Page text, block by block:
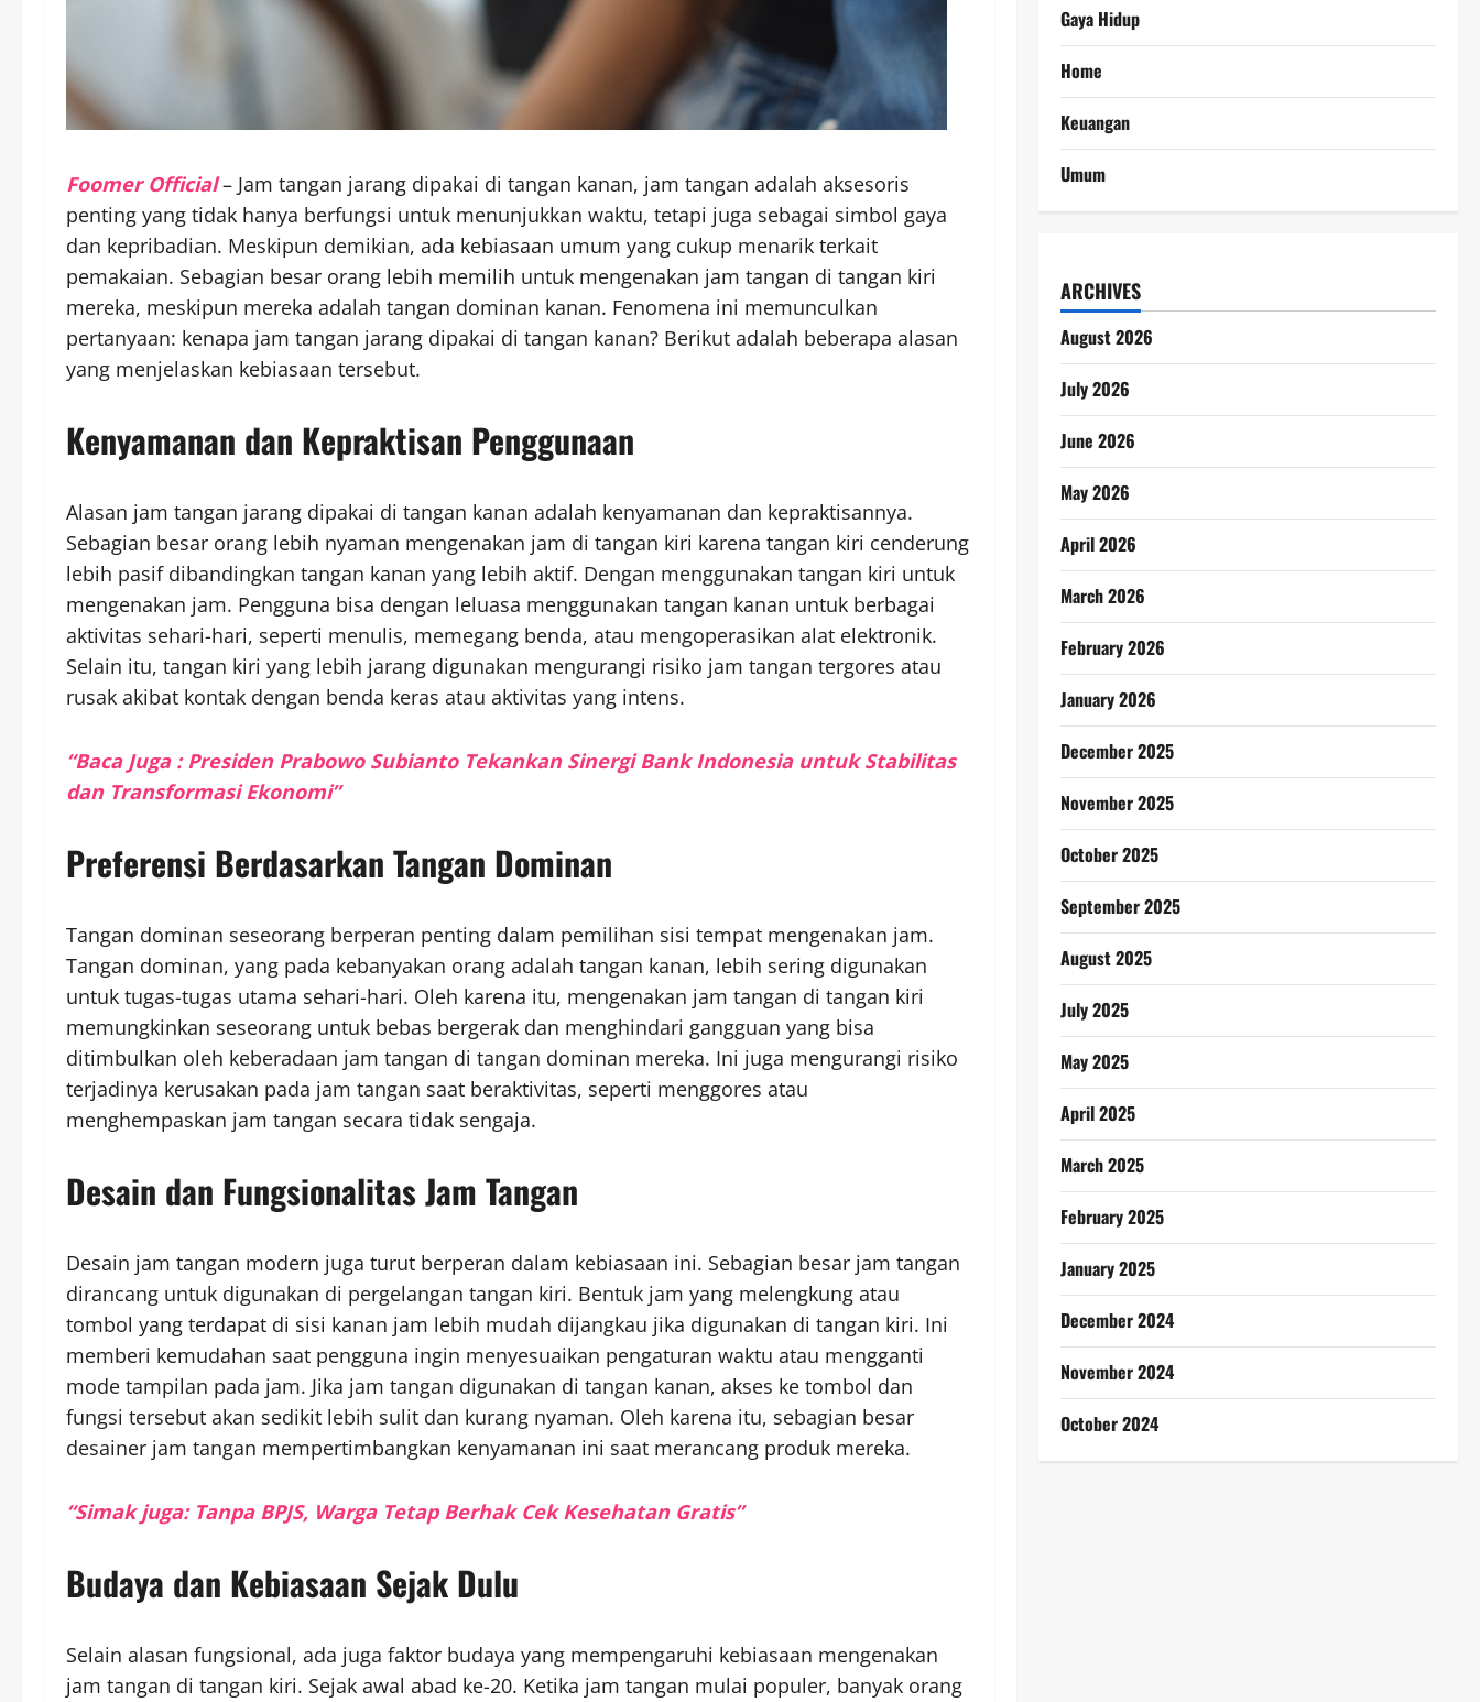
Foomer Official– Jam tangan jarang dipakai di tangan kanan, jam tangan adalah aksesoris
penting yang tidak hanya berfungsi untuk menunjukkan waktu, tetapi juga sebagai simbol gaya
dan kepribadian. Meskipun demikian, ada kebiasaan umum yang cukup menarik terkait
pemakaian. Sebagian besar orang lebih memilih untuk mengenakan jam tangan di tangan kiri
mereka, meskipun mereka adalah tangan dominan kanan. Fenomena ini memunculkan
pertanyaan: kenapa jam tangan jarang dipakai di tangan kanan? Berikut adalah beberapa alasan
yang menjelaskan kebiasaan tersebut.
Kenyamanan dan Kepraktisan Penggunaan
Alasan jam tangan jarang dipakai di tangan kanan adalah kenyamanan dan kepraktisannya.
Sebagian besar orang lebih nyaman mengenakan jam di tangan kiri karena tangan kiri cenderung
lebih pasif dibandingkan tangan kanan yang lebih aktif. Dengan menggunakan tangan kiri untuk
mengenakan jam. Pengguna bisa dengan leluasa menggunakan tangan kanan untuk berbagai
aktivitas sehari-hari, seperti menulis, memegang benda, atau mengoperasikan alat elektronik.
Selain itu, tangan kiri yang lebih jarang digunakan mengurangi risiko jam tangan tergores atau
rusak akibat kontak dengan benda keras atau aktivitas yang intens.
“Baca Juga : Presiden Prabowo Subianto Tekankan Sinergi Bank Indonesia untuk Stabilitas
dan Transformasi Ekonomi”
Preferensi Berdasarkan Tangan Dominan
Tangan dominan seseorang berperan penting dalam pemilihan sisi tempat mengenakan jam.
Tangan dominan, yang pada kebanyakan orang adalah tangan kanan, lebih sering digunakan
untuk tugas-tugas utama sehari-hari. Oleh karena itu, mengenakan jam tangan di tangan kiri
memungkinkan seseorang untuk bebas bergerak dan menghindari gangguan yang bisa
ditimbulkan oleh keberadaan jam tangan di tangan dominan mereka. Ini juga mengurangi risiko
terjadinya kerusakan pada jam tangan saat beraktivitas, seperti menggores atau
menghempaskan jam tangan secara tidak sengaja.
Desain dan Fungsionalitas Jam Tangan
Desain jam tangan modern juga turut berperan dalam kebiasaan ini. Sebagian besar jam tangan
dirancang untuk digunakan di pergelangan tangan kiri. Bentuk jam yang melengkung atau
tombol yang terdapat di sisi kanan jam lebih mudah dijangkau jika digunakan di tangan kiri. Ini
memberi kemudahan saat pengguna ingin menyesuaikan pengaturan waktu atau mengganti
mode tampilan pada jam. Jika jam tangan digunakan di tangan kanan, akses ke tombol dan
fungsi tersebut akan sedikit lebih sulit dan kurang nyaman. Oleh karena itu, sebagian besar
desainer jam tangan mempertimbangkan kenyamanan ini saat merancang produk mereka.
“Simak juga: Tanpa BPJS, Warga Tetap Berhak Cek Kesehatan Gratis”
Budaya dan Kebiasaan Sejak Dulu
Selain alasan fungsional, ada juga faktor budaya yang mempengaruhi kebiasaan mengenakan
jam tangan di tangan kiri. Sejak awal abad ke-20. Ketika jam tangan mulai populer, banyak orang
Gaya Hidup
Home
Keuangan
Umum
ARCHIVES
August 2026
July 2026
June 2026
May 2026
April 2026
March 2026
February 2026
January 2026
December 2025
November 2025
October 2025
September 2025
August 2025
July 2025
May 2025
April 2025
March 2025
February 2025
January 2025
December 2024
November 2024
October 2024